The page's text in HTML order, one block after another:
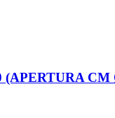
(APERTURA CM